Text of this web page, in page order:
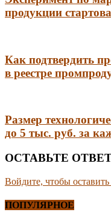
продукции
Как подтвердить
в реестре
Размер
до 5 тыс. руб. за
ОСТАВЬТЕ
Войдите, чтобы
ПОПУЛЯРНОЕ